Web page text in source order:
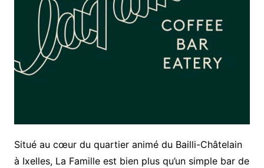
Situé au cœur du quartier animé du Bailli-Châtelain
à Ixelles, La Famille est bien plus qu’un simple bar de